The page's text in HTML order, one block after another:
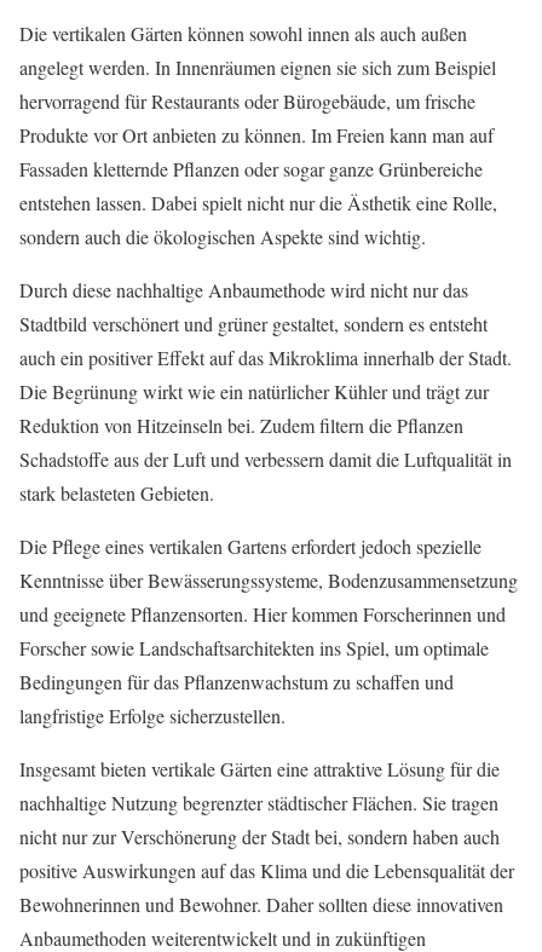
Die vertikalen Gärten können sowohl innen als auch außen
angelegt werden. In Innenräumen eignen sie sich zum Beispiel
hervorragend für Restaurants oder Bürogebäude, um frische
Produkte vor Ort anbieten zu können. Im Freien kann man auf
Fassaden kletternde Pflanzen oder sogar ganze Grünbereiche
entstehen lassen. Dabei spielt nicht nur die Ästhetik eine Rolle,
sondern auch die ökologischen Aspekte sind wichtig.
Durch diese nachhaltige Anbaumethode wird nicht nur das
Stadtbild verschönert und grüner gestaltet, sondern es entsteht
auch ein positiver Effekt auf das Mikroklima innerhalb der Stadt.
Die Begrünung wirkt wie ein natürlicher Kühler und trägt zur
Reduktion von Hitzeinseln bei. Zudem filtern die Pflanzen
Schadstoffe aus der Luft und verbessern damit die Luftqualität in
stark belasteten Gebieten.
Die Pflege eines vertikalen Gartens erfordert jedoch spezielle
Kenntnisse über Bewässerungssysteme, Bodenzusammensetzung
und geeignete Pflanzensorten. Hier kommen Forscherinnen und
Forscher sowie Landschaftsarchitekten ins Spiel, um optimale
Bedingungen für das Pflanzenwachstum zu schaffen und
langfristige Erfolge sicherzustellen.
Insgesamt bieten vertikale Gärten eine attraktive Lösung für die
nachhaltige Nutzung begrenzter städtischer Flächen. Sie tragen
nicht nur zur Verschönerung der Stadt bei, sondern haben auch
positive Auswirkungen auf das Klima und die Lebensqualität der
Bewohnerinnen und Bewohner. Daher sollten diese innovativen
Anbaumethoden weiterentwickelt und in zukünftigen